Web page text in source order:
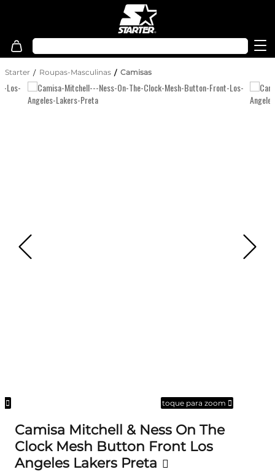
Starter Roupas-Masculinas Camisas
toque para zoom
Camisa Mitchell & Ness On The
Clock Mesh Button Front Los
Angeles Lakers Preta